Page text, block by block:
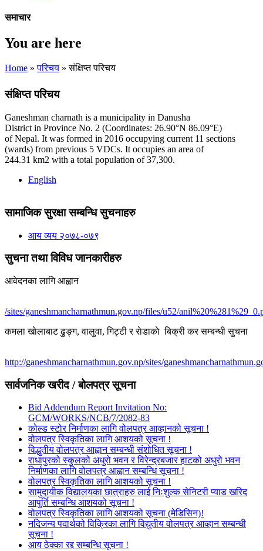
समाचार
You are here
Home »परिचय » संक्षिप्त परिचय
संक्षिप्त परिचय
Ganeshman charnath is a municipality in Danusha
District in Province No. 2 (Coordinates: 26.90°N 86.09°E)
of Nepal. It was formed in 2016 occupying current 11 sections
(wards) from previous 5 VDCs. It occupies an area of
244.31 km2 with a total population of 37,300.
English
सामाजिक सुरक्षा सम्बन्धि सुचनाहरु
आय व्यय २०७८-०७९
सुचना तथा विविध जानकारीहरु
आवेदनका लागि आह्वान
/sites/ganeshmancharnathmun.gov.np/files/u52/
कमला खाेलाबाट ढु‌ङ्ग, वालुवा, गिट्टी र राेडाकाे बिक्री कर सम्बन्धी सुचना
http://ganeshmancharnathmun.gov.np/sites/
सार्वजनिक खरीद / बोलपत्र सूचना
Bid Addendum Report Invitation No:
GCM/WORKS/NCB/7/2082-83
कोल्ड स्टोर निर्माणका लागि वोलपत्र आव्हानको सूचना !
वोलपत्र स्विकृतिका लागि आशयको सूचना !
विद्धुतीय वोलपत्र आह्वान सम्बन्धी संशोधित सूचना !
राधापुरको स्कुलको अधुरो भवन र विरेन्द्रबजार हाटको अधुरो भवन
निर्माणका लागि वोलपत्र आह्वान सम्बन्धि सूचना !
वोलपत्र स्विकृतिका लागि आशयको सूचना !
सामुदायीक विद्यालयका छात्राहरु लाई निःशुल्क सेनिटरी प्याड खरिद
आपुर्ति सम्बन्धि आशयको सूचना !
वोलपत्र स्विकृतिका लागि आशयको सूचना (मेडिसिन)!
नदिजन्य पदार्थको विक्रिका लागि विद्युतीय वोलपत्र आव्हान सम्बन्धी
सूचना !
आय ठेक्का रद्द सम्बन्धि सूचना !